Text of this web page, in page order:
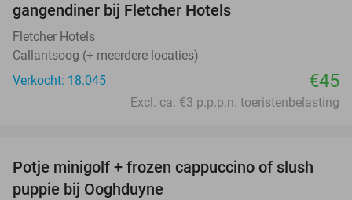
gangendiner bij Fletcher Hotels
Fletcher Hotels
Callantsoog (+ meerdere locaties)
Verkocht: 18.045
€45
Excl. ca. €3 p.p.p.n. toeristenbelasting
47%
Potje minigolf + frozen cappuccino of slush
puppie bij Ooghduyne